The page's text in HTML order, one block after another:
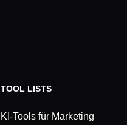
TOOL LISTS
KI-Tools für Marketing